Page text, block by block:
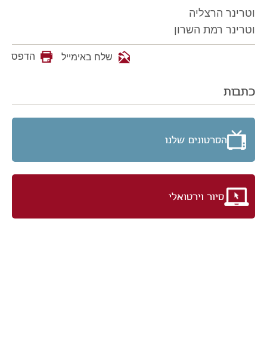
כתבות
הסרטונים שלנו
סיור וירטואלי
וטרינר הרצליה
וטרינר רמת השרון
שלח באימייל הדפס